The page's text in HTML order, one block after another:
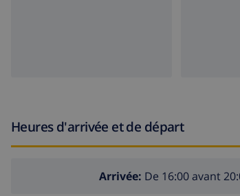
Heures d'arrivée et de départ
Arrivée: De 16:00 avant